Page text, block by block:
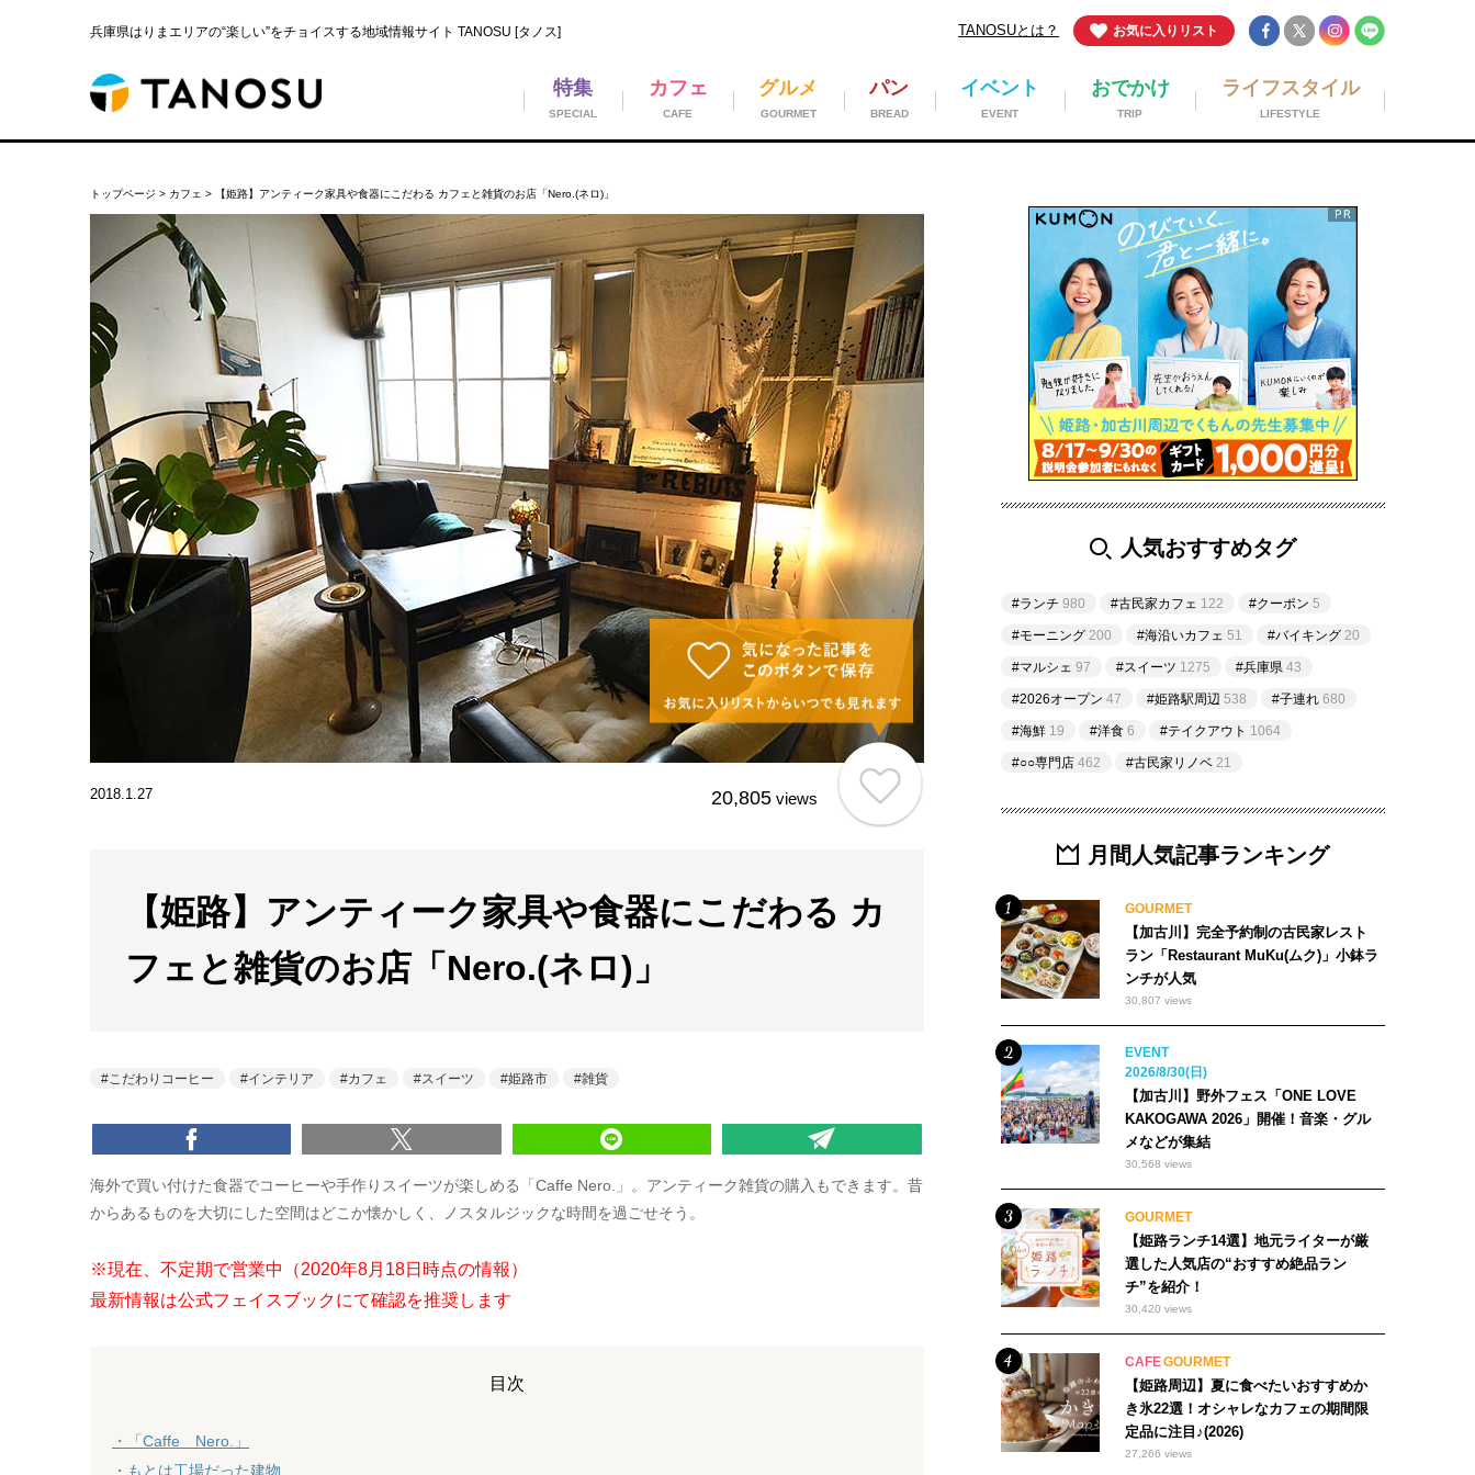
兵庫県はりまエリアの“楽しい”をチョイスする地域情報サイト TANOSU [タノス] お気に入りリスト
TANOSUとは？
ライフスタイル
LIFESTYLE
おでかけ
TRIP
イベント
EVENT
パン
BREAD
グルメ
GOURMET
カフェ
CAFE
特集
SPECIAL
トップページ > カフェ > 【姫路】アンティーク家具や食器にこだわる カフェと雑貨のお店「Nero.(ネロ)」
2018.1.27 20,805views
【姫路】アンティーク家具や食器にこだわる カ
フェと雑貨のお店「Nero.(ネロ)」
こだわりコーヒー インテリア カフェ スイーツ 姫路市 雑貨
海外で買い付けた食器でコーヒーや手作りスイーツが楽しめる「Caffe Nero.」。アンティーク雑貨の購入もできます。昔
からあるものを大切にした空間はどこか懐かしく、ノスタルジックな時間を過ごせそう。
※現在、不定期で営業中（2020年8月18日時点の情報）
最新情報は公式フェイスブックにて確認を推奨します
目次
・「Caffe Nero.」
・もとは工場だった建物
人気おすすめタグ
#ランチ 980 #古民家カフェ 122 #クーポン 5
#モーニング 200 #海沿いカフェ 51 #バイキング 20
#マルシェ 97 #スイーツ 1275 #兵庫県 43
#2026オープン 47 #姫路駅周辺 538 #子連れ 680
#海鮮 19 #洋食 6 #テイクアウト 1064
#○○専門店 462 #古民家リノベ 21
月間人気記事ランキング
GOURMET
【加古川】完全予約制の古民家レスト
ラン「Restaurant MuKu(ムク)」小鉢ラ
ンチが人気
30,807 views
EVENT
2026/8/30(日)
【加古川】野外フェス「ONE LOVE
KAKOGAWA 2026」開催！音楽・グル
メなどが集結
30,568 views
GOURMET
【姫路ランチ14選】地元ライターが厳
選した人気店の“おすすめ絶品ラン
チ”を紹介！
30,420 views
CAFEGOURMET
【姫路周辺】夏に食べたいおすすめか
き氷22選！オシャレなカフェの期間限
定品に注目♪(2026)
27,266 views